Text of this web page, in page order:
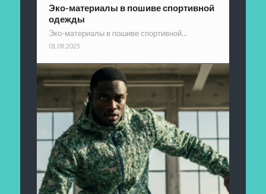
Эко-материалы в пошиве спортивной
одежды
Эко-материалы в пошиве спортивной…
01.09.2025